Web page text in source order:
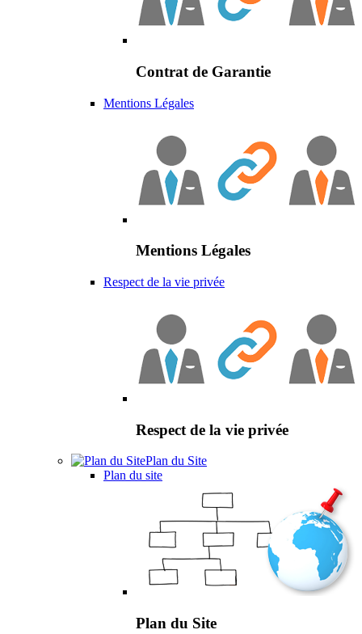
Contrat de Garantie
Mentions Légales
Mentions Légales
Respect de la vie privée
Respect de la vie privée
Plan du Site
Plan du site
Plan du Site